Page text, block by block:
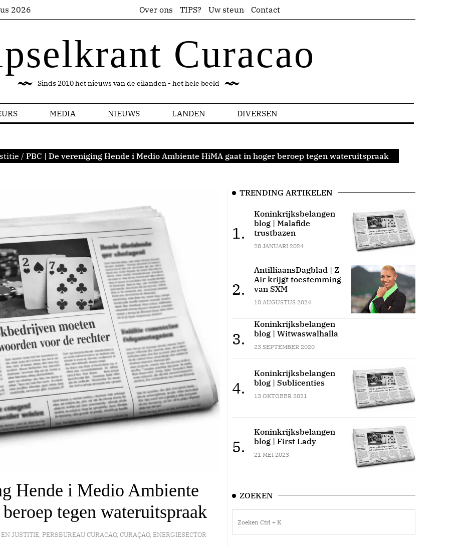
2026 Over ons TIPS? Uw steun Contact
Curacao
Sinds 2010 het nieuws van de eilanden - het hele beeld
MEDIA NIEUWS LANDEN DIVERSEN
/ PBC | De vereniging Hende i Medio Ambiente HiMA gaat in hoger beroep tegen wateruitspraak
Hende i Medio Ambiente
tegen wateruitspraak
JUSTITIE, PERSBUREAU CURACAO, CURAÇAO, ENERGIESECTOR
TRENDING ARTIKELEN
1.
Koninkrijksbelangen
blog | Malafide
trustbazen
28 JANUARI 2024
2.
AntilliaansDagblad | Z
Air krijgt toestemming
van SXM
10 AUGUSTUS 2024
3.
Koninkrijksbelangen
blog | Witwaswalhalla
23 SEPTEMBER 2020
4.
Koninkrijksbelangen
blog | Sublicenties
13 OKTOBER 2021
5.
Koninkrijksbelangen
blog | First Lady
21 MEI 2023
ZOEKEN